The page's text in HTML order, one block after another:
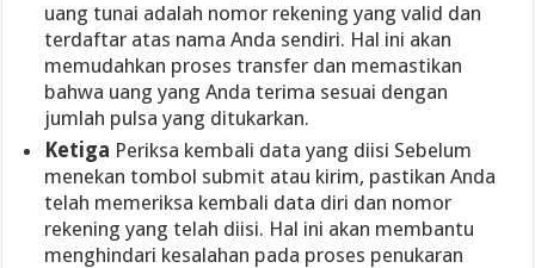
uang tunai adalah nomor rekening yang valid dan
terdaftar atas nama Anda sendiri. Hal ini akan
memudahkan proses transfer dan memastikan
bahwa uang yang Anda terima sesuai dengan
jumlah pulsa yang ditukarkan.
Ketiga Periksa kembali data yang diisi Sebelum
menekan tombol submit atau kirim, pastikan Anda
telah memeriksa kembali data diri dan nomor
rekening yang telah diisi. Hal ini akan membantu
menghindari kesalahan pada proses penukaran